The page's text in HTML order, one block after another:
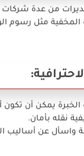
من عدة شركات
المخفية مثل رسوم
يمكن أن تكون
نقله بأمان.
واسأل عن أساليب